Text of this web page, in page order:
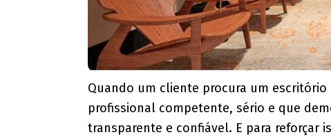
Quando um cliente procura um
profissional competente, sério e que
transparente e confiável. E para reforçar